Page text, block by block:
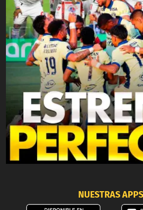
NUESTRAS APPS